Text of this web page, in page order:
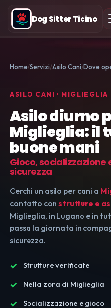
Dog Sitter Ticino
Home Servizi Asilo Cani Dove
ASILO CANI • MIGLIEGLIA
Asilo diurno
Miglieglia: il
buone mani
Gioco, socializzazione
sicurezza
Cerchi un asilo per cani a
contatto con strutture e
Miglieglia, in Lugano e in
passa la giornata in
sicurezza.
Strutture verificate
Nella zona di Miglieglia
Socializzazione e gioco